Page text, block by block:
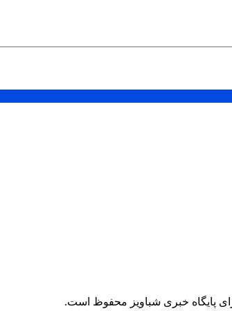
پایگاه خبری شباویز محفوظ است.